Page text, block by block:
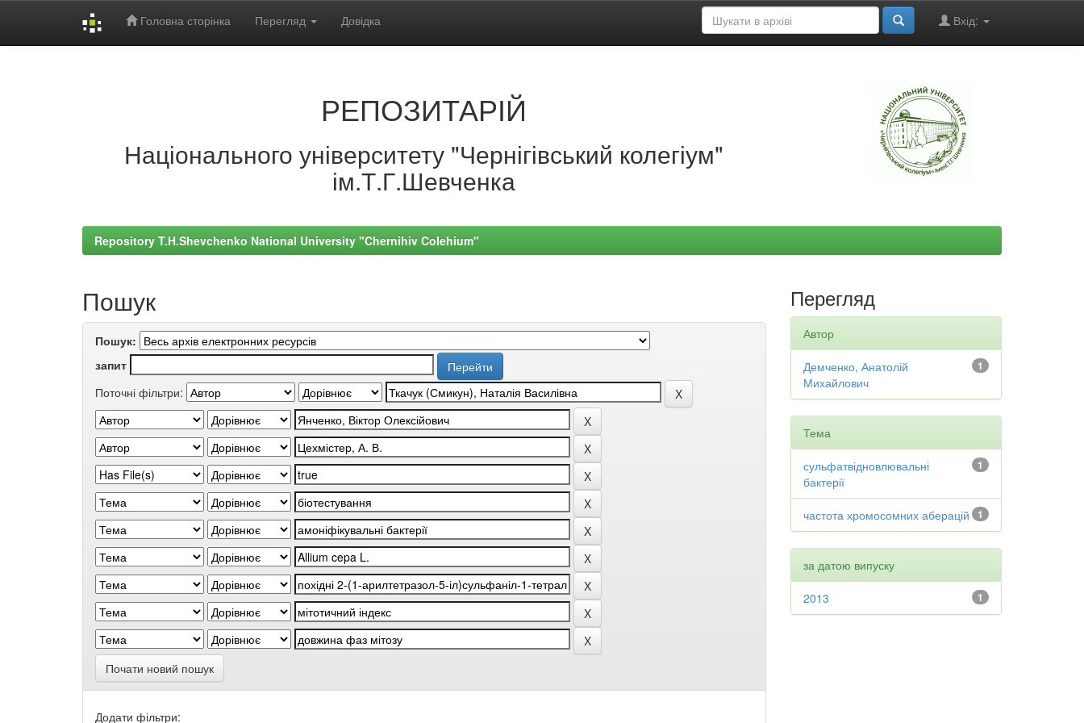
Головна сторінка Перегляд Довідка Вхід:
РЕПОЗИТАРІЙ
Національного університету "Чернігівський колегіум"
ім.Т.Г.Шевченка
Repository T.H.Shevchenko National University "Chernihiv Colehium"
Пошук
Пошук:
запит
Поточні фільтри:
Почати новий пошук
Додати фільтри:
Перегляд
Автор
1
Демченко, Анатолій
Михайлович
Тема
1
сульфатвідновлювальні
бактерії
1
частота хромосомних аберацій
за датою випуску
1
2013